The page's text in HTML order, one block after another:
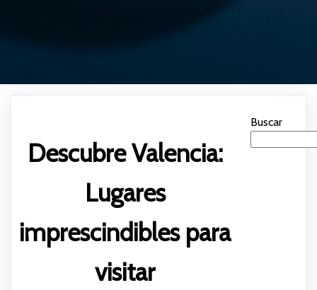
Descubre Valencia:
Lugares
imprescindibles para
visitar
Buscar